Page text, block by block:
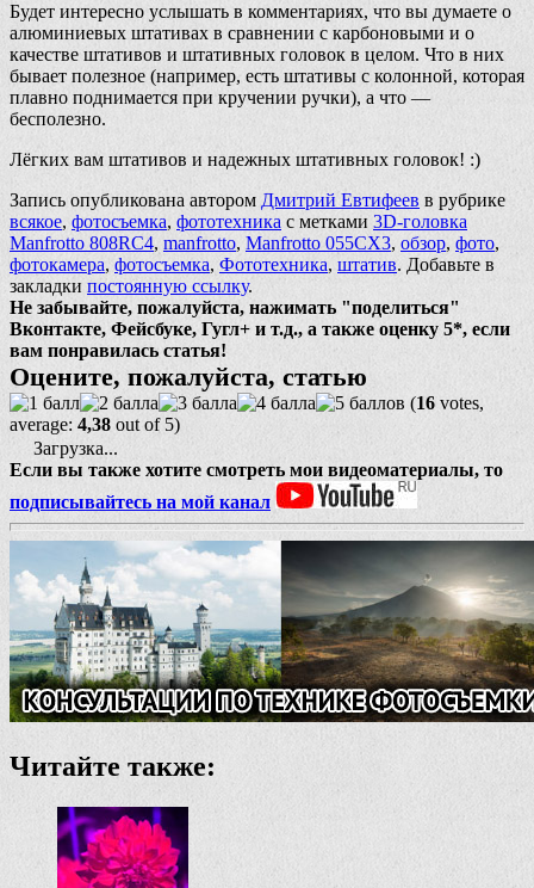
Будет интересно услышать в комментариях, что вы думаете о
алюминиевых штативах в сравнении с карбоновыми и о
качестве штативов и штативных головок в целом. Что в них
бывает полезное (например, есть штативы с колонной, которая
плавно поднимается при кручении ручки), а что —
бесполезно.
Лёгких вам штативов и надежных штативных головок! :)
Запись опубликована автором Дмитрий Евтифеев в рубрике
всякое, фотосъемка, фототехника с метками 3D-головка
Manfrotto 808RC4, manfrotto, Manfrotto 055CX3, обзор, фото,
фотокамера, фотосъемка, Фототехника, штатив. Добавьте в
закладки постоянную ссылку.
Не забывайте, пожалуйста, нажимать "поделиться"
Вконтакте, Фейсбуке, Гугл+ и т.д., а также оценку 5*, если
вам понравилась статья!
Оцените, пожалуйста, статью
(16 votes,
average: 4,38 out of 5)
Загрузка...
Если вы также хотите смотреть мои видеоматериалы, то
подписывайтесь на мой канал
Читайте также: